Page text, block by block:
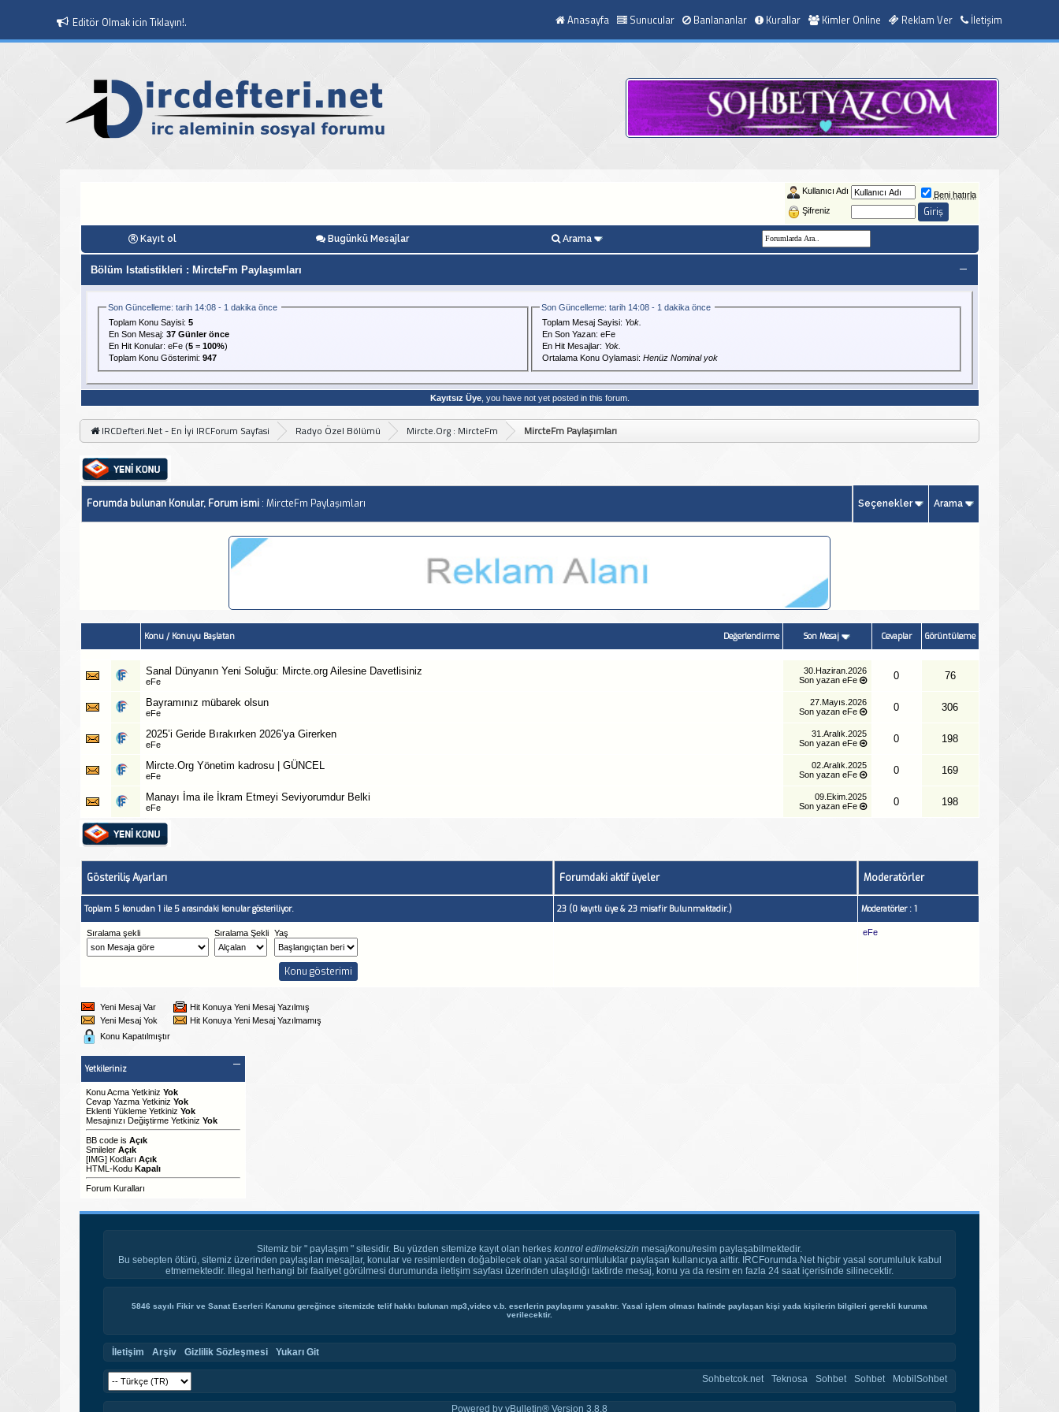
Editör Olmak icin Tıklayın!. Anasayfa Sunucular Banlananlar Kurallar Kimler Online Reklam Ver İletişim
Kullanıcı Adı
Beni hatırla
Şifreniz
Kayıt ol Bugünkü Mesajlar Arama
Bölüm Istatistikleri : MircteFm Paylaşımları
Son Güncelleme: tarih 14:08 - 1 dakika önce
Toplam Konu Sayisi: 5
En Son Mesaj: 37 Günler önce
En Hit Konular: eFe(5= 100%)
Toplam Konu Gösterimi: 947
Son Güncelleme: tarih 14:08 - 1 dakika önce
Toplam Mesaj Sayisi: Yok.
En Son Yazan: eFe
En Hit Mesajlar: Yok.
Ortalama Konu Oylamasi: Henüz Nominal yok
Kayıtsız Üye, you have not yet posted in this forum.
IRCDefteri.Net - En İyi IRCForum Sayfasi Radyo Özel Bölümü Mircte.Org : MircteFm MircteFm Paylaşımları
Forumda bulunan Konular, Forum ismi: MircteFm Paylaşımları Seçenekler Arama
Değerlendirme
Konu/ Konuyu Başlatan Son Mesaj Cevaplar Görüntüleme
Sanal Dünyanın Yeni Soluğu: Mircte.org Ailesine Davetlisiniz
eFe
30.Haziran.2026
Son yazan eFe 0 76
Bayramınız mübarek olsun
eFe
27.Mayıs.2026
Son yazan eFe 0 306
2025’i Geride Bırakırken 2026’ya Girerken
eFe
31.Aralık.2025
Son yazan eFe 0 198
Mircte.Org Yönetim kadrosu | GÜNCEL
eFe
02.Aralık.2025
Son yazan eFe 0 169
Manayı İma ile İkram Etmeyi Seviyorumdur Belki
eFe
09.Ekim.2025
Son yazan eFe 0 198
Gösteriliş Ayarları Forumdaki aktif üyeler Moderatörler
Toplam 5 konudan 1 ile 5 arasındaki konular gösteriliyor. 23 (0 kayıtlı üye & 23 misafir Bulunmaktadir.) Moderatörler : 1
Sıralama şekli Sıralama Şekli Yaş eFe
Yeni Mesaj Var
Hit Konuya Yeni Mesaj Yazılmış
Yeni Mesaj Yok
Hit Konuya Yeni Mesaj Yazılmamış
Konu Kapatılmıştır
Yetkileriniz
Konu Acma Yetkiniz Yok
Cevap Yazma Yetkiniz Yok
Eklenti Yükleme Yetkiniz Yok
Mesajınızı Değiştirme Yetkiniz Yok
BB codeis Açık
Smileler Açık
[IMG]Kodları Açık
HTML-Kodu Kapalı
Forum Kuralları
Sitemiz bir " paylaşım " sitesidir. Bu yüzden sitemize kayıt olan herkes kontrol edilmeksizin mesaj/konu/resim paylaşabilmektedir.
Bu sebepten ötürü, sitemiz üzerinden paylaşılan mesajlar, konular ve resimlerden doğabilecek olan yasal sorumluluklar paylaşan kullanıcıya aittir. IRCForumda.Net hiçbir yasal sorumluluk kabul
etmemektedir. Illegal herhangi bir faaliyet görülmesi durumunda iletişim sayfası üzerinden ulaşıldığı taktirde mesaj, konu ya da resim en fazla 24 saat içerisinde silinecektir.
5846 sayılı Fikir ve Sanat Eserleri Kanunu gereğince sitemizde telif hakkı bulunan mp3,video v.b. eserlerin paylaşımı yasaktır. Yasal işlem olması halinde paylaşan kişi yada kişilerin bilgileri gerekli kuruma
verilecektir.
İletişim Arşiv Gizlilik Sözleşmesi Yukarı Git
Sohbetcok.net Teknosa Sohbet Sohbet MobilSohbet
Powered by vBulletin® Version 3.8.8